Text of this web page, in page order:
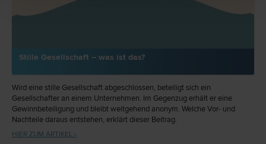
Stille Gesellschaft – was ist das?
Wird eine stille Gesellschaft abgeschlossen, beteiligt sich ein
Gesellschafter an einem Unternehmen. Im Gegenzug erhält er eine
Gewinnbeteiligung und bleibt weitgehend anonym. Welche Vor- und
Nachteile daraus entstehen, erklärt dieser Beitrag.
HIER ZUM ARTIKEL ›